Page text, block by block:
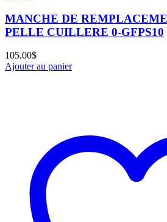
MANCHE DE
PELLE CUILLERE 0-GFPS10
105.00$
Ajouter au panier